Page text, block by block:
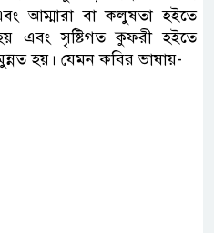
আম্মারা বা কলুষতা হইতে
হয় এবং সৃষ্টিগত কুফরী হইতে
হয়। যেমন কবির ভাষায়-